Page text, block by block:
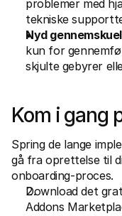
problemer med
tekniske
Nyd
kun for
skjulte gebyrer
Kom i gang
Spring de lange
gå fra oprettelse til
onboarding-proces.
Download det
Addons